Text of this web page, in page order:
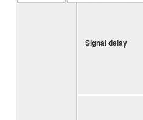
Signal delay